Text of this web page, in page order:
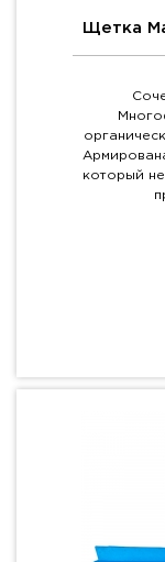
Щетка
который